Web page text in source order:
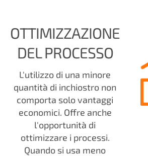
OTTIMIZZAZIONE
DEL PROCESSO
L'utilizzo di una minore
quantità di inchiostro non
comporta solo vantaggi
economici. Offre anche
l'opportunità di
ottimizzare i processi.
Quando si usa meno